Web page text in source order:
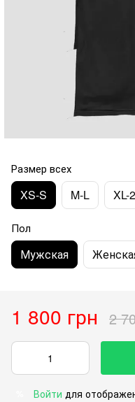
Размер всех
XS-S M-L XL-
Пол
Мужская
1 800 грн 2
Войти для